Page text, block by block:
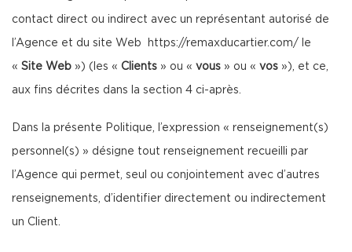
contact direct ou indirect avec un représentant autorisé de
l’Agence et du site Web https://remaxducartier.com/ le
« Site Web ») (les « Clients » ou « vous » ou « vos »), et ce,
aux fins décrites dans la section 4 ci-après.
Dans la présente Politique, l’expression « renseignement(s)
personnel(s) » désigne tout renseignement recueilli par
l’Agence qui permet, seul ou conjointement avec d’autres
renseignements, d’identifier directement ou indirectement
un Client.